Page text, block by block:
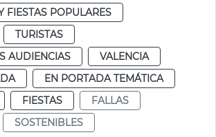
FIESTAS POPULARES
TURISTAS
AUDIENCIAS
VALENCIA
EN PORTADA TEMÁTICA
FIESTAS
FALLAS
SOSTENIBLES